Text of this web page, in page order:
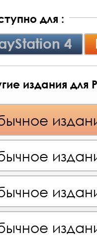
для :
4
издания для